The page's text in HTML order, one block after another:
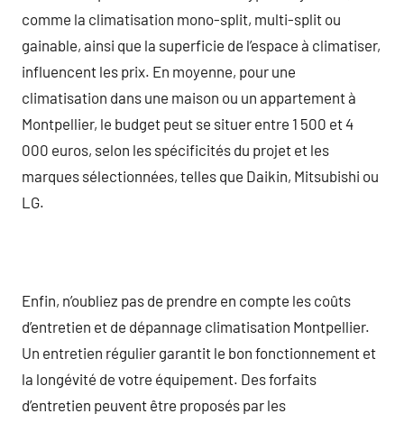
comme la climatisation mono-split, multi-split ou
gainable, ainsi que la superficie de l’espace à climatiser,
influencent les prix. En moyenne, pour une
climatisation dans une maison ou un appartement à
Montpellier, le budget peut se situer entre 1 500 et 4
000 euros, selon les spécificités du projet et les
marques sélectionnées, telles que Daikin, Mitsubishi ou
LG.
Enfin, n’oubliez pas de prendre en compte les coûts
d’entretien et de dépannage climatisation Montpellier.
Un entretien régulier garantit le bon fonctionnement et
la longévité de votre équipement. Des forfaits
d’entretien peuvent être proposés par les